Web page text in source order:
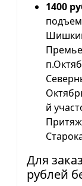
1400
й
Для
рублей